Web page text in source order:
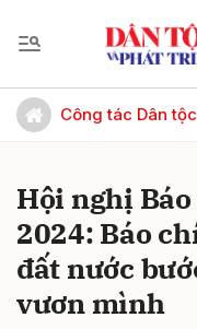
Công tác Dân tộc
Hội nghị
2024: Báo
đất nước
vươn mình
Gửi bình luận